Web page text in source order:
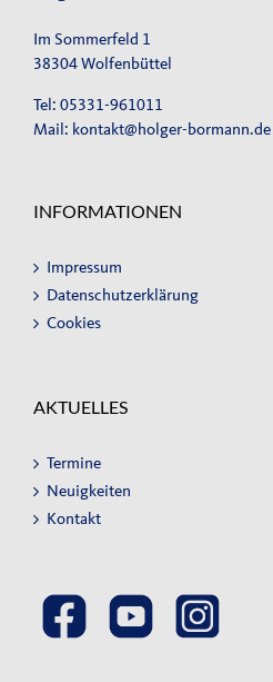
Im Sommerfeld 1
38304 Wolfenbüttel
Tel: 05331-961011
Mail: kontakt@holger-bormann.de
INFORMATIONEN
Impressum
Datenschutzerklärung
Cookies
AKTUELLES
Termine
Neuigkeiten
Kontakt